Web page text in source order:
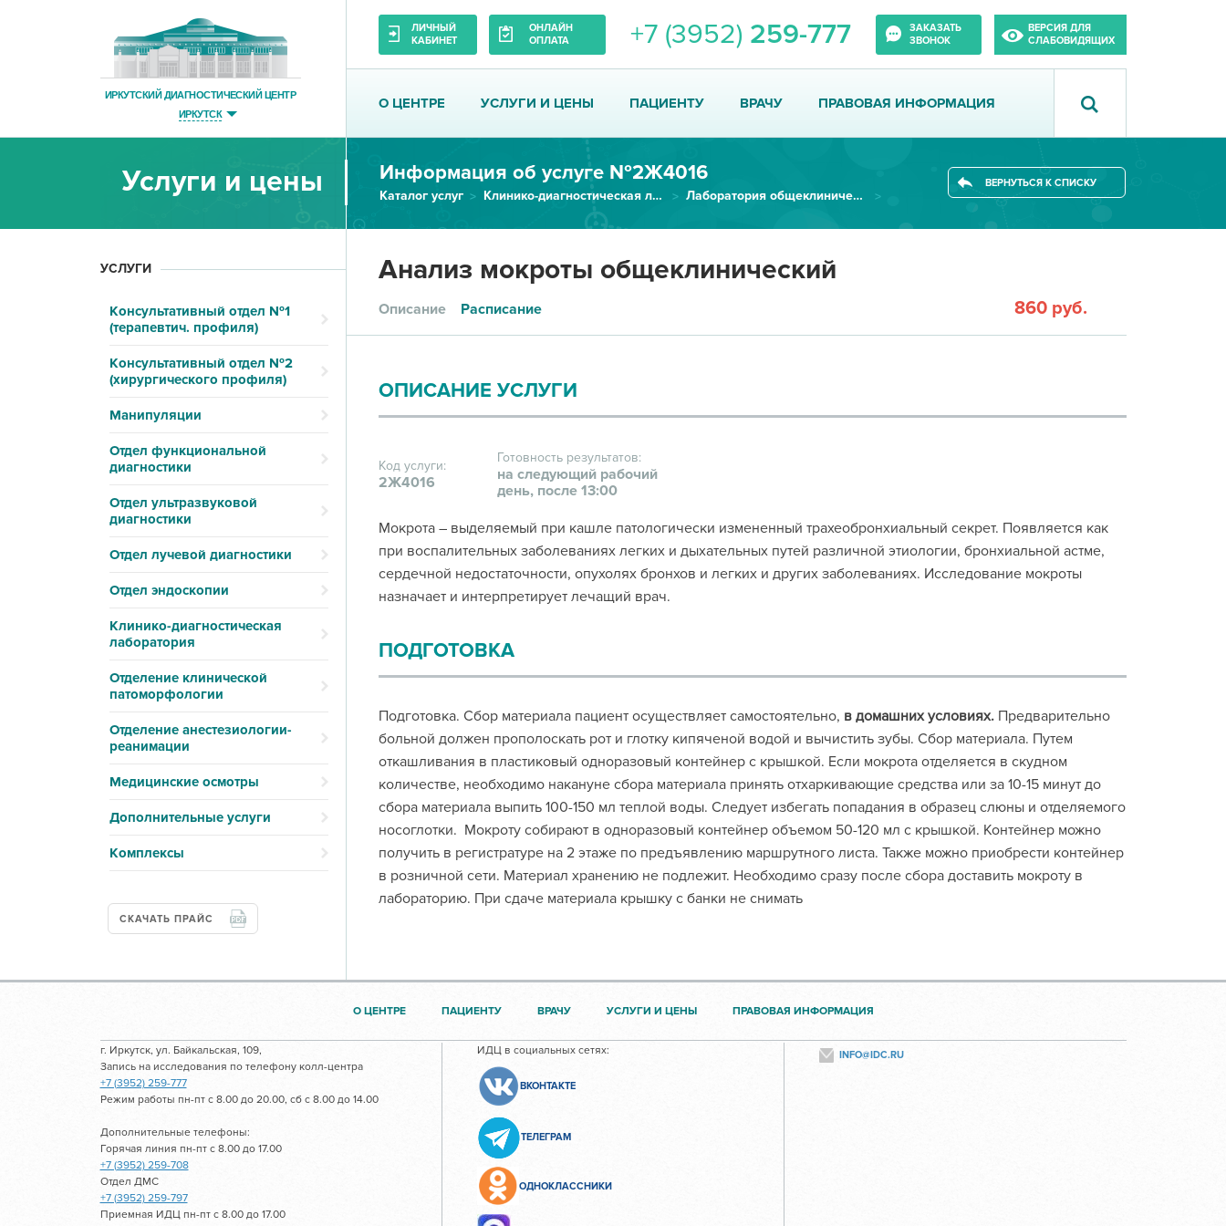
ИРКУТСКИЙ ДИАГНОСТИЧЕСКИЙ ЦЕНТР
ИРКУТСК
ЛИЧНЫЙ
КАБИНЕТ
ОНЛАЙН
ОПЛАТА
+7 (3952) 259-777
ЗАКАЗАТЬ
ЗВОНОК
ВЕРСИЯ ДЛЯ
СЛАБОВИДЯЩИХ
О ЦЕНТРЕ УСЛУГИ И ЦЕНЫ ПАЦИЕНТУ ВРАЧУ ПРАВОВАЯ ИНФОРМАЦИЯ
Услуги и цены Информация об услуге №2Ж4016
Каталог услуг Клинико-диагностическая лаборатория
Лаборатория общеклинических исследований
ВЕРНУТЬСЯ К СПИСКУ
УСЛУГИ
Консультативный отдел №1
(терапевтич. профиля)
Консультативный отдел №2
(хирургического профиля)
Манипуляции
Отдел функциональной
диагностики
Отдел ультразвуковой
диагностики
Отдел лучевой диагностики
Отдел эндоскопии
Клинико-диагностическая
лаборатория
Отделение клинической
патоморфологии
Отделение анестезиологии-
реанимации
Медицинские осмотры
Дополнительные услуги
Комплексы
СКАЧАТЬ ПРАЙС
Анализ мокроты общеклинический
Описание Расписание 860 руб.
ОПИСАНИЕ УСЛУГИ
Код услуги:
2Ж4016
Готовность результатов:
на следующий рабочий
день, после 13:00
Мокрота – выделяемый при кашле патологически измененный трахеобронхиальный секрет. Появляется как
при воспалительных заболеваниях легких и дыхательных путей различной этиологии, бронхиальной астме,
сердечной недостаточности, опухолях бронхов и легких и других заболеваниях. Исследование мокроты
назначает и интерпретирует лечащий врач.
ПОДГОТОВКА
Подготовка. Сбор материала пациент осуществляет самостоятельно, в домашних условиях.Предварительно
больной должен прополоскать рот и глотку кипяченой водой и вычистить зубы. Сбор материала. Путем
откашливания в пластиковый одноразовый контейнер с крышкой. Если мокрота отделяется в скудном
количестве, необходимо накануне сбора материала принять отхаркивающие средства или за 10-15 минут до
сбора материала выпить 100-150 мл теплой воды. Следует избегать попадания в образец слюны и отделяемого
носоглотки. Мокроту собирают в одноразовый контейнер объемом 50-120 мл с крышкой. Контейнер можно
получить в регистратуре на 2 этаже по предъявлению маршрутного листа. Также можно приобрести контейнер
в розничной сети. Материал хранению не подлежит. Необходимо сразу после сбора доставить мокроту в
лабораторию. При сдаче материала крышку с банки не снимать
О ЦЕНТРЕ ПАЦИЕНТУ ВРАЧУ УСЛУГИ И ЦЕНЫ ПРАВОВАЯ ИНФОРМАЦИЯ
г. Иркутск, ул. Байкальская, 109,
Запись на исследования по телефону колл-центра
+7 (3952) 259-777
Режим работы пн-пт с 8.00 до 20.00, сб с 8.00 до 14.00
Дополнительные телефоны:
Горячая линия пн-пт с 8.00 до 17.00
+7 (3952) 259-708
Отдел ДМС
+7 (3952) 259-797
Приемная ИДЦ пн-пт с 8.00 до 17.00
ИДЦ в социальных сетях:
ВКОНТАКТЕ
ТЕЛЕГРАМ
ОДНОКЛАССНИКИ
INFO@IDC.RU